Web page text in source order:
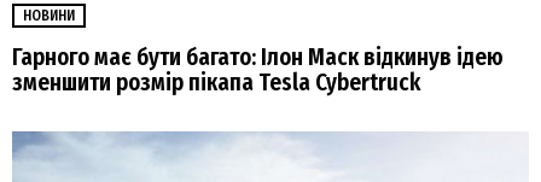
НОВИНИ
Гарного має бути багато: Ілон Маск відкинув ідею
зменшити розмір пікапа Tesla Cybertruck